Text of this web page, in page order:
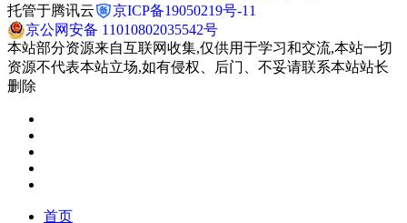
托管于腾讯云
京ICP备19050219号-11
京公网安备 11010802035542号
本站部分资源来自互联网收集,仅供用于学习和交流,本站一切
资源不代表本站立场,如有侵权、后门、不妥请联系本站站长
删除
首页